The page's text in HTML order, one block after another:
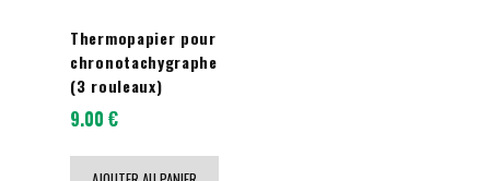
Thermopapier pour
chronotachygraphe
(3 rouleaux)
9.00 €